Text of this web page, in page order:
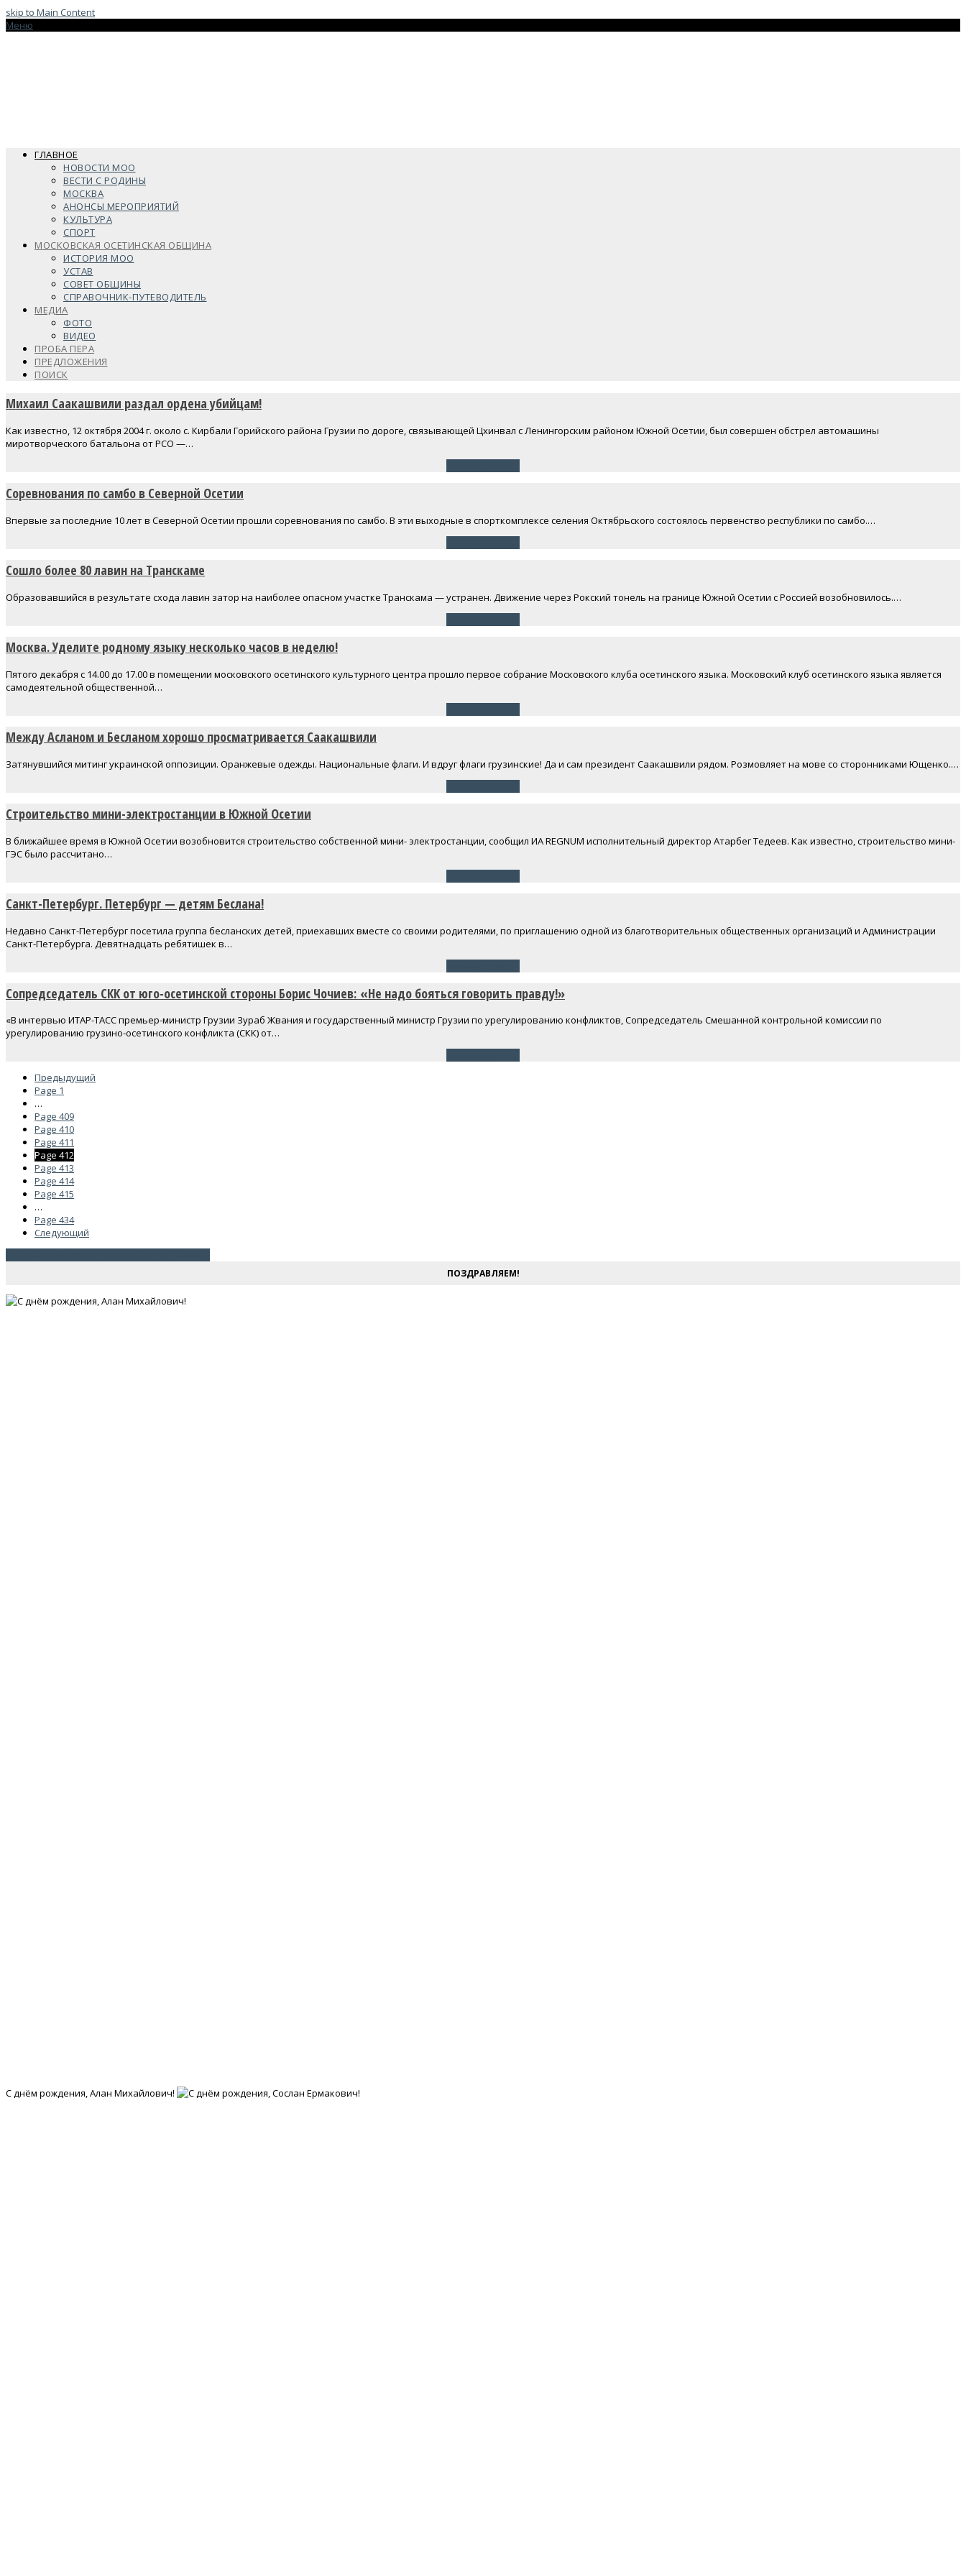
skip to Main Content
Меню
ГЛАВНОЕ
НОВОСТИ МОО
ВЕСТИ С РОДИНЫ
МОСКВА
АНОНСЫ МЕРОПРИЯТИЙ
КУЛЬТУРА
СПОРТ
МОСКОВСКАЯ ОСЕТИНСКАЯ ОБЩИНА
ИСТОРИЯ МОО
УСТАВ
СОВЕТ ОБЩИНЫ
СПРАВОЧНИК-ПУТЕВОДИТЕЛЬ
МЕДИА
ФОТО
ВИДЕО
ПРОБА ПЕРА
ПРЕДЛОЖЕНИЯ
ПОИСК
Михаил Саакашвили раздал ордена убийцам!
Как известно, 12 октября 2004 г. около с. Кирбали Горийского района Грузии по дороге, связывающей Цхинвал с Ленингорским районом Южной Осетии, был совершен обстрел автомашины
миротворческого батальона от РСО —…
Соревнования по самбо в Северной Осетии
Впервые за последние 10 лет в Северной Осетии прошли соревнования по самбо. В эти выходные в спорткомплексе селения Октябрьского состоялось первенство республики по самбо.…
Сошло более 80 лавин на Транскаме
Образовавшийся в результате схода лавин затор на наиболее опасном участке Транскама — устранен. Движение через Рокский тонель на границе Южной Осетии с Россией возобновилось.…
Москва. Уделите родному языку несколько часов в неделю!
Пятого декабря с 14.00 до 17.00 в помещении московского осетинского культурного центра прошло первое собрание Московского клуба осетинского языка. Московский клуб осетинского языка является
самодеятельной общественной…
Между Асланом и Бесланом хорошо просматривается Саакашвили
Затянувшийся митинг украинской оппозиции. Оранжевые одежды. Национальные флаги. И вдруг флаги грузинские! Да и сам президент Саакашвили рядом. Розмовляет на мове со сторонниками Ющенко.…
Строительство мини-электростанции в Южной Осетии
В ближайшее время в Южной Осетии возобновится строительство собственной мини- электростанции, сообщил ИА REGNUM исполнительный директор Атарбег Тедеев. Как известно, строительство мини-
ГЭС было рассчитано…
Санкт-Петербург. Петербург — детям Беслана!
Недавно Санкт-Петербург посетила группа бесланских детей, приехавших вместе со своими родителями, по приглашению одной из благотворительных общественных организаций и Администрации
Санкт-Петербурга. Девятнадцать ребятишек в…
Сопредседатель СКК от юго-осетинской стороны Борис Чочиев: «Не надо бояться говорить правду!»
«В интервью ИТАР-ТАСС премьер-министр Грузии Зураб Жвания и государственный министр Грузии по урегулированию конфликтов, Сопредседатель Смешанной контрольной комиссии по
урегулированию грузино-осетинского конфликта (СКК) от…
Предыдущий
Page 1
…
Page 409
Page 410
Page 411
Page 412
Page 413
Page 414
Page 415
…
Page 434
Следующий
ПОЗДРАВЛЯЕМ!
С днём рождения, Алан Михайлович!